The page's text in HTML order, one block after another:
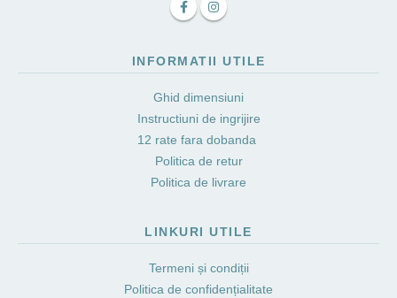
INFORMATII UTILE
Ghid dimensiuni
Instructiuni de ingrijire
12 rate fara dobanda
Politica de retur
Politica de livrare
LINKURI UTILE
Termeni și condiții
Politica de confidențialitate